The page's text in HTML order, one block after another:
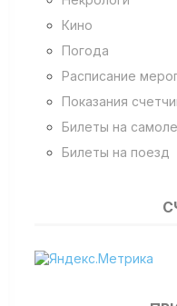
Кино
Погода
Расписание
Показания
Билеты на
Билеты на поезд